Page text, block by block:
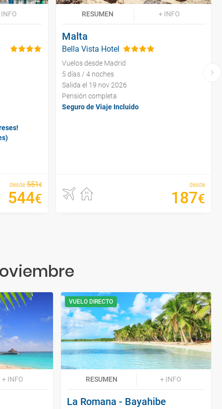
desde 551€
544€
RESUMEN + INFO
Malta
Bella Vista Hotel
Vuelos desde Madrid
5 días / 4 noches
Salida el 19 nov 2026
Pensión completa
Seguro de Viaje Incluido
desde
187€
+ INFO
VUELO DIRECTO
RESUMEN + INFO
La Romana - Bayahibe